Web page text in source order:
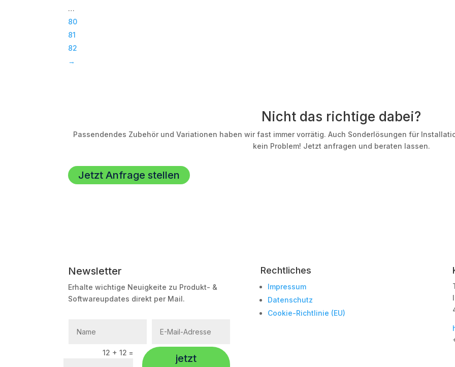
Subwoofer
|
TOP
…
80
81
82
→
Nicht das richtige dabei?
Passendendes Zubehör und Variationen haben wir fast immer vorrätig. Auch Sonderlösungen für
kein Problem! Jetzt anfragen und beraten lassen.
Jetzt Anfrage stellen
Newsletter
Erhalte wichtige Neuigkeite zu Produkt- &
Softwareupdates direkt per Mail.
12 + 12 = jetzt
Rechtliches
Impressum
Datenschutz
Cookie-Richtlinie (EU)